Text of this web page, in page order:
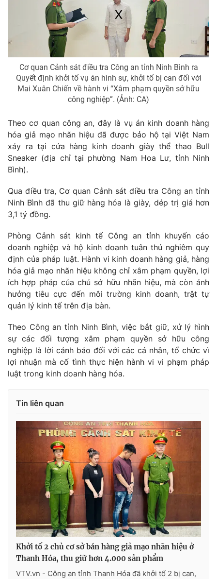
Giải sao mai
Chất lượng cuộc sống
Tuyển sinh
Học trực tuyến
Công nghệ
Hitech Công nghệ tương lai
Thị trường
Giao lưu trực tuyến
Lịch phát sóng
Emagazine Podcast
Photo Infographic
Video Shorts video
VTV Money
VTV Sức khoẻ Bất động sản
Thị trường 24h Tấm lòng Việt
VTV4 Vươn mình bằng AI
VTV9 VTV8
Liên hệ tòa soạn English
THỜI BÁO VTV
Theo dõi báo trên
Cơ quan chủ quản:Đài Truyền hình Việt Nam
Cơ quan báo chí: Thời báo VTV
Giấy phép hoạt động báo in và báo điện tử số 483/GP-BTTTT
cấp ngày 29/12/2023
Tổng Biên tập:Vũ Thanh Thủy
Phó Tổng Biên tập:Nguyễn Thị Mỹ Hạnh, Phạm Quốc Thắng,
Nguyễn Trọng Ninh
Tổng đài VTV:024.38 355 931 - 024.38 355 932
Cơ quan Cảnh sát điều tra Công an tỉnh Ninh Bình ra
Quyết định khởi tố vụ án hình sự, khởi tố bị can đối với
Mai Xuân Chiến về hành vi “Xâm phạm quyền sở hữu
công nghiệp”. (Ảnh: CA)
Theo cơ quan công an, đây là vụ án kinh doanh hàng
hóa giả mạo nhãn hiệu đã được bảo hộ tại Việt Nam
xảy ra tại cửa hàng kinh doanh giày thể thao Bull
Sneaker (địa chỉ tại phường Nam Hoa Lư, tỉnh Ninh
Bình).
Qua điều tra, Cơ quan Cảnh sát điều tra Công an tỉnh
Ninh Bình đã thu giữ hàng hóa là giày, dép trị giá hơn
3,1 tỷ đồng.
Phòng Cảnh sát kinh tế Công an tỉnh khuyến cáo
doanh nghiệp và hộ kinh doanh tuân thủ nghiêm quy
định của pháp luật. Hành vi kinh doanh hàng giả, hàng
hóa giả mạo nhãn hiệu không chỉ xâm phạm quyền, lợi
ích hợp pháp của chủ sở hữu nhãn hiệu, mà còn ảnh
hưởng tiêu cực đến môi trường kinh doanh, trật tự
quản lý kinh tế trên địa bàn.
Theo Công an tỉnh Ninh Bình, việc bắt giữ, xử lý hình
sự các đối tượng xâm phạm quyền sở hữu công
nghiệp là lời cảnh báo đối với các cá nhân, tổ chức vì
lợi nhuận mà cố tình thực hiện hành vi vi phạm pháp
luật trong kinh doanh hàng hóa.
Tin liên quan
Khởi tố 2 chủ cơ sở bán hàng giả mạo nhãn hiệu ở
Thanh Hóa, thu giữ hơn 4.000 sản phẩm
VTV.vn - Công an tỉnh Thanh Hóa đã khởi tố 2 bị can,